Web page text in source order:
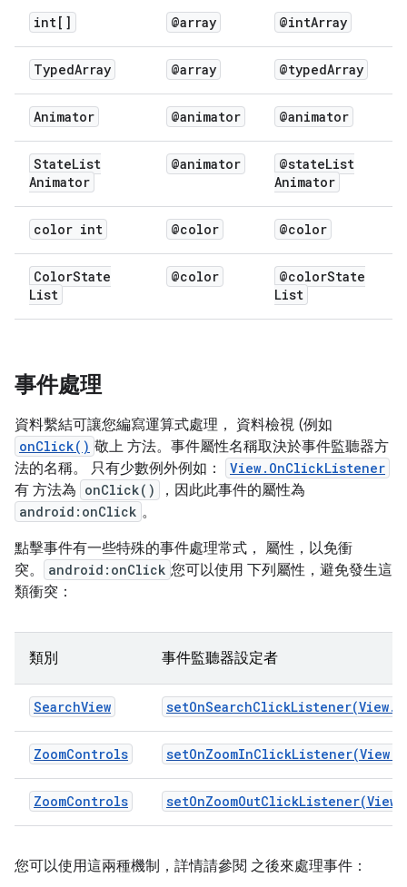
int[] @array @intArray
TypedArray @array @typedArray
Animator @animator @animator
StateList
Animator
@animator @stateList
Animator
color int @color @color
ColorState
List
@color @colorState
List
事件處理
資料繫結可讓您編寫運算式處理， 資料檢視 (例如
onClick() 敬上 方法。事件屬性名稱取決於事件監聽器方
法的名稱。 只有少數例外例如：
View.OnClickListener
有 方法為 onClick() ，因此此事件的屬性為
android:onClick 。
點擊事件有一些特殊的事件處理常式， 屬性，以免衝
突。
android:onClick 您可以使用 下列屬性，避免發生這
類衝突：
類別 事件監聽器設定者
SearchView
ZoomControls
ZoomControls
您可以使用這兩種機制，詳情請參閱 之後來處理事件：